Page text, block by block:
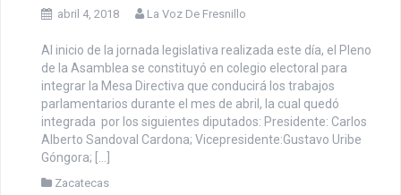
abril 4, 2018 La Voz De Fresnillo
Al inicio de la jornada legislativa realizada este día, el Pleno
de la Asamblea se constituyó en colegio electoral para
integrar la Mesa Directiva que conducirá los trabajos
parlamentarios durante el mes de abril, la cual quedó
integrada por los siguientes diputados: Presidente: Carlos
Alberto Sandoval Cardona; Vicepresidente:Gustavo Uribe
Góngora; […]
Zacatecas